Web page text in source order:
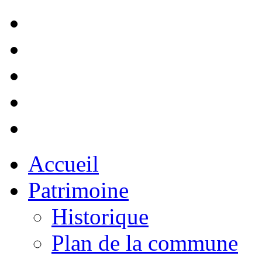
Accueil
Patrimoine
Historique
Plan de la commune